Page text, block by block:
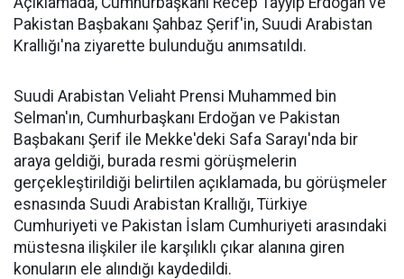
Pakistan Başbakanı Şahbaz Şerif'in, Suudi Arabistan
Krallığı'na ziyarette bulunduğu anımsatıldı.
Suudi Arabistan Veliaht Prensi Muhammed bin
Selman'ın, Cumhurbaşkanı Erdoğan ve Pakistan
Başbakanı Şerif ile Mekke'deki Safa Sarayı'nda bir
araya geldiği, burada resmi görüşmelerin
gerçekleştirildiği belirtilen açıklamada, bu görüşmeler
esnasında Suudi Arabistan Krallığı, Türkiye
Cumhuriyeti ve Pakistan İslam Cumhuriyeti arasındaki
müstesna ilişkiler ile karşılıklı çıkar alanına giren
konuların ele alındığı kaydedildi.